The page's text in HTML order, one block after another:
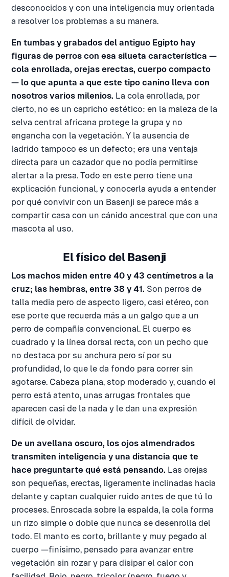
desconocidos y con una inteligencia muy orientada
a resolver los problemas a su manera.
En tumbas y grabados del antiguo Egipto hay
figuras de perros con esa silueta característica —
cola enrollada, orejas erectas, cuerpo compacto
— lo que apunta a que este tipo canino lleva con
nosotros varios milenios. La cola enrollada, por
cierto, no es un capricho estético: en la maleza de la
selva central africana protege la grupa y no
engancha con la vegetación. Y la ausencia de
ladrido tampoco es un defecto; era una ventaja
directa para un cazador que no podía permitirse
alertar a la presa. Todo en este perro tiene una
explicación funcional, y conocerla ayuda a entender
por qué convivir con un Basenji se parece más a
compartir casa con un cánido ancestral que con una
mascota al uso.
El físico del Basenji
Los machos miden entre 40 y 43 centímetros a la
cruz; las hembras, entre 38 y 41. Son perros de
talla media pero de aspecto ligero, casi etéreo, con
ese porte que recuerda más a un galgo que a un
perro de compañía convencional. El cuerpo es
cuadrado y la línea dorsal recta, con un pecho que
no destaca por su anchura pero sí por su
profundidad, lo que le da fondo para correr sin
agotarse. Cabeza plana, stop moderado y, cuando el
perro está atento, unas arrugas frontales que
aparecen casi de la nada y le dan una expresión
difícil de olvidar.
De un avellana oscuro, los ojos almendrados
transmiten inteligencia y una distancia que te
hace preguntarte qué está pensando. Las orejas
son pequeñas, erectas, ligeramente inclinadas hacia
delante y captan cualquier ruido antes de que tú lo
proceses. Enroscada sobre la espalda, la cola forma
un rizo simple o doble que nunca se desenrolla del
todo. El manto es corto, brillante y muy pegado al
cuerpo —finísimo, pensado para avanzar entre
vegetación sin rozar y para disipar el calor con